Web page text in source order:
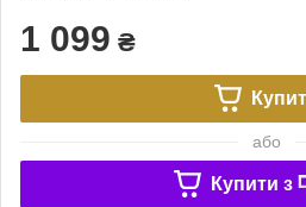
1 099 ₴
або
Купити з